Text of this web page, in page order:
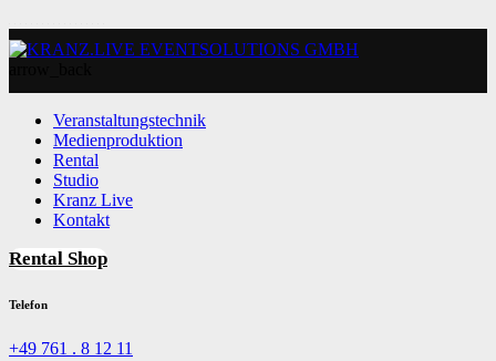
Veranstaltungstechnik
Medienproduktion
Rental
Studio
Kranz Live
Kontakt
Rental Shop
Telefon
+49 761 . 8 12 11